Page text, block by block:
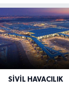
SIVIL HAVACILIK